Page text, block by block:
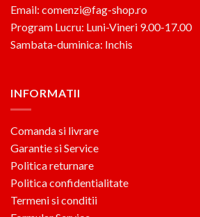
Email: comenzi@fag-shop.ro
Program Lucru: Luni-Vineri 9.00-17.00
Sambata-duminica: Inchis
INFORMATII
Comanda si livrare
Garantie si Service
Politica returnare
Politica confidentialitate
Termeni si conditii